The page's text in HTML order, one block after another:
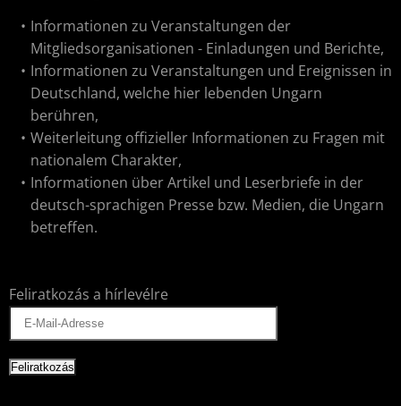
Informationen zu Veranstaltungen der
Mitgliedsorganisationen - Einladungen und Berichte,
Informationen zu Veranstaltungen und Ereignissen in
Deutschland, welche hier lebenden Ungarn
berühren,
Weiterleitung offizieller Informationen zu Fragen mit
nationalem Charakter,
Informationen über Artikel und Leserbriefe in der
deutsch-sprachigen Presse bzw. Medien, die Ungarn
betreffen.
Feliratkozás a hírlevélre